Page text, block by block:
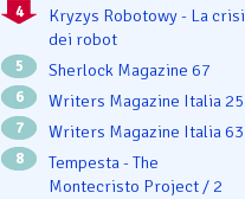
4
Kryzys Robotowy - La crisi
dei robot
5 Sherlock Magazine 67
6 Writers Magazine Italia 25
7 Writers Magazine Italia 63
8
Tempesta - The
Montecristo Project / 2